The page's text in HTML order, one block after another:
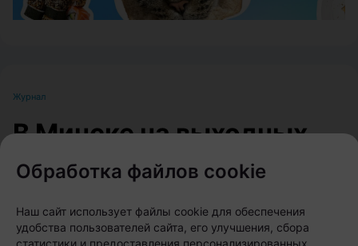
Журнал
В Минске на выходных
пройдет большой
фестиваль для
любителей животных
Обработка файлов cookie
Наш сайт использует файлы cookie для обеспечения
удобства пользователей сайта, его улучшения, сбора
статистики и предоставления персонализированных